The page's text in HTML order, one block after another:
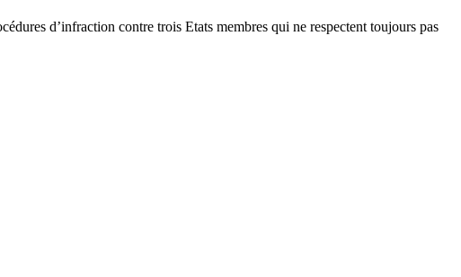
d’infraction contre trois Etats membres qui ne respectent toujours pas